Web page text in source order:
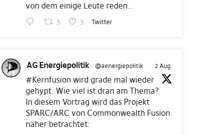
von dem einige Leute reden…
3 3 Twitter
AG Energiepolitik @aenergiepolitik · 2 Aug.
#Kernfusionwird grade mal wieder
gehypt. Wie viel ist dran am Thema?
In diesem Vortrag wird das Projekt
SPARC/ARC von Commonwealth Fusion
näher betrachtet: